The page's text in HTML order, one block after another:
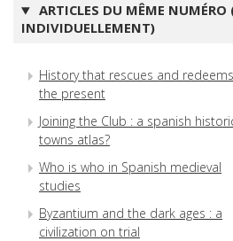
ARTICLES DU MÊME NUMÉRO
INDIVIDUELLEMENT)
History that rescues and redeems
the present
Joining the Club : a spanish
towns atlas?
Who is who in Spanish medieval
studies
Byzantium and the dark ages : a
civilization on trial